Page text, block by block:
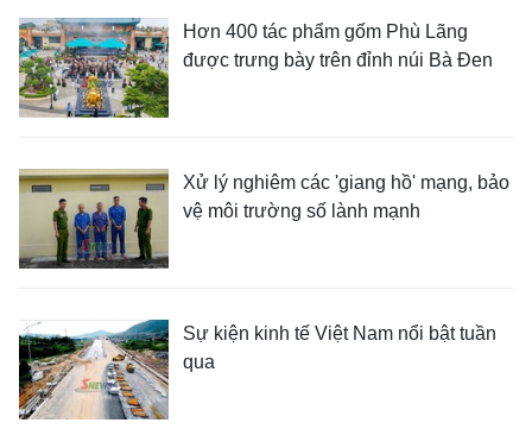
Hơn 400 tác phẩm gốm Phù Lãng
được trưng bày trên đỉnh núi Bà Đen
Xử lý nghiêm các 'giang hồ' mạng, bảo
vệ môi trường số lành mạnh
Sự kiện kinh tế Việt Nam nổi bật tuần
qua